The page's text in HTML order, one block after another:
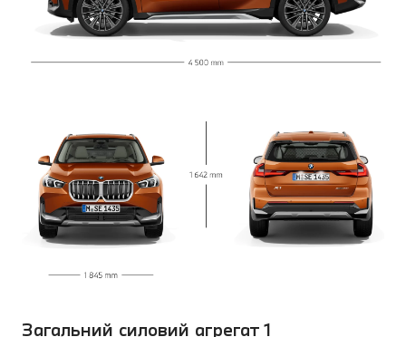
Загальний силовий агрегат 1